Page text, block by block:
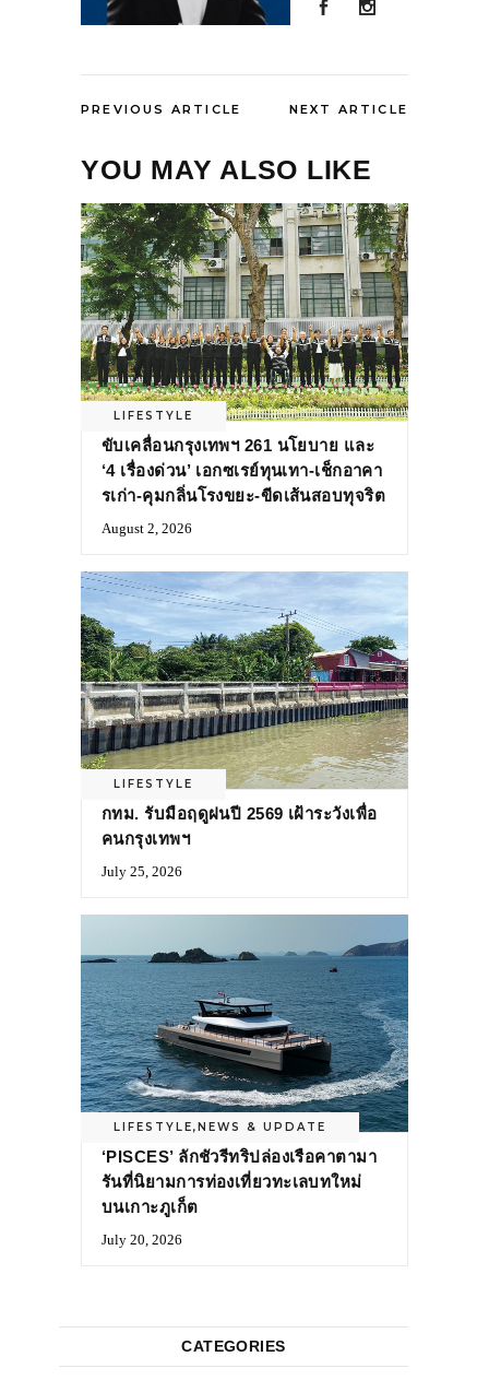
PREVIOUS ARTICLE NEXT ARTICLE
YOU MAY ALSO LIKE
LIFESTYLE
ขับเคลื่อนกรุงเทพฯ 261 นโยบาย และ
‘4 เรื่องด่วน’ เอกซเรย์ทุนเทา-เช็กอาคา
รเก่า-คุมกลิ่นโรงขยะ-ขีดเส้นสอบทุจริต
August 2, 2026
LIFESTYLE
กทม. รับมือฤดูฝนปี 2569 เฝ้าระวังเพื่อ
คนกรุงเทพฯ
July 25, 2026
LIFESTYLE, NEWS & UPDATE
‘PISCES’ ลักชัวรีทริปล่องเรือคาตามา
รันที่นิยามการท่องเที่ยวทะเลบทใหม่
บนเกาะภูเก็ต
July 20, 2026
CATEGORIES